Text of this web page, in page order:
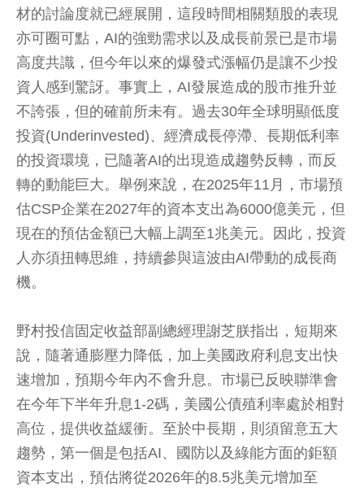
材的討論度就已經展開，這段時間相關類股的表現
亦可圈可點，AI的強勁需求以及成長前景已是市場
高度共識，但今年以來的爆發式漲幅仍是讓不少投
資人感到驚訝。事實上，AI發展造成的股市推升並
不誇張，但的確前所未有。過去30年全球明顯低度
投資(Underinvested)、經濟成長停滯、長期低利率
的投資環境，已隨著AI的出現造成趨勢反轉，而反
轉的動能巨大。舉例來說，在2025年11月，市場預
估CSP企業在2027年的資本支出為6000億美元，但
現在的預估金額已大幅上調至1兆美元。因此，投資
人亦須扭轉思維，持續參與這波由AI帶動的成長商
機。
野村投信固定收益部副總經理謝芝朕指出，短期來
說，隨著通膨壓力降低，加上美國政府利息支出快
速增加，預期今年內不會升息。市場已反映聯準會
在今年下半年升息1-2碼，美國公債殖利率處於相對
高位，提供收益緩衝。至於中長期，則須留意五大
趨勢，第一個是包括AI、國防以及綠能方面的鉅額
資本支出，預估將從2026年的8.5兆美元增加至